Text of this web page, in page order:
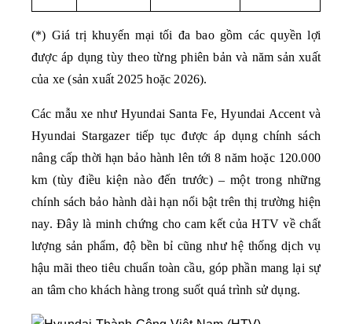
(*) Giá trị khuyến mại tối đa bao gồm các quyền lợi
được áp dụng tùy theo từng phiên bản và năm sản xuất
của xe (sản xuất 2025 hoặc 2026).
Các mẫu xe như Hyundai Santa Fe, Hyundai Accent và
Hyundai Stargazer tiếp tục được áp dụng chính sách
nâng cấp thời hạn bảo hành lên tới 8 năm hoặc 120.000
km (tùy điều kiện nào đến trước) – một trong những
chính sách bảo hành dài hạn nổi bật trên thị trường hiện
nay. Đây là minh chứng cho cam kết của HTV về chất
lượng sản phẩm, độ bền bỉ cũng như hệ thống dịch vụ
hậu mãi theo tiêu chuẩn toàn cầu, góp phần mang lại sự
an tâm cho khách hàng trong suốt quá trình sử dụng.